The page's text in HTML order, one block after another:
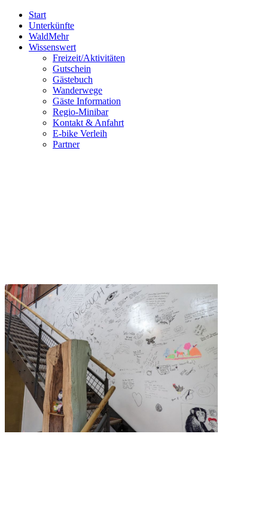
Start
Unterkünfte
WaldMehr
Wissenswert
Freizeit/Aktivitäten
Gutschein
Gästebuch
Wanderwege
Gäste Information
Regio-Minibar
Kontakt & Anfahrt
E-bike Verleih
Partner